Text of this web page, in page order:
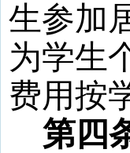
生参加
为学生
费用按
第四